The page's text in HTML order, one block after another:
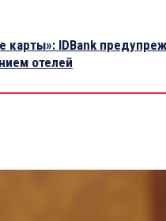
карты»: IDBank
отелей